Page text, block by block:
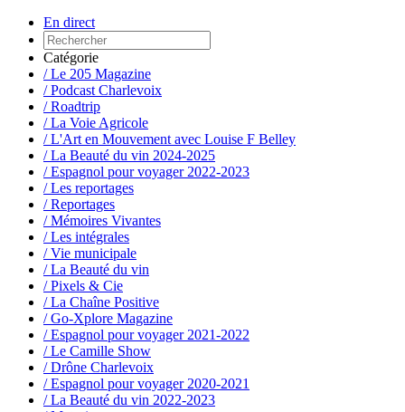
En direct
Catégorie
/ Le 205 Magazine
/ Podcast Charlevoix
/ Roadtrip
/ La Voie Agricole
/ L'Art en Mouvement avec Louise F Belley
/ La Beauté du vin 2024-2025
/ Espagnol pour voyager 2022-2023
/ Les reportages
/ Reportages
/ Mémoires Vivantes
/ Les intégrales
/ Vie municipale
/ La Beauté du vin
/ Pixels & Cie
/ La Chaîne Positive
/ Go-Xplore Magazine
/ Espagnol pour voyager 2021-2022
/ Le Camille Show
/ Drône Charlevoix
/ Espagnol pour voyager 2020-2021
/ La Beauté du vin 2022-2023